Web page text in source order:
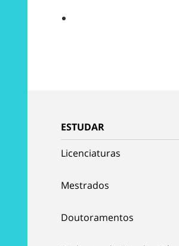
ESTUDAR
Licenciaturas
Mestrados
Doutoramentos